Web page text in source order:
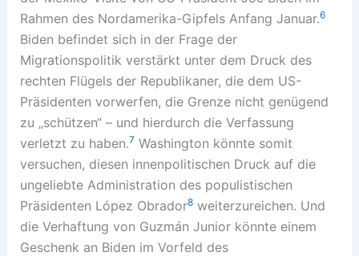
Rahmen des Nordamerika-Gipfels Anfang Januar.6
Biden befindet sich in der Frage der
Migrationspolitik verstärkt unter dem Druck des
rechten Flügels der Republikaner, die dem US-
Präsidenten vorwerfen, die Grenze nicht genügend
zu „schützen“ – und hierdurch die Verfassung
verletzt zu haben.7 Washington könnte somit
versuchen, diesen innenpolitischen Druck auf die
ungeliebte Administration des populistischen
Präsidenten López Obrador8weiterzureichen. Und
die Verhaftung von Guzmán Junior könnte einem
Geschenk an Biden im Vorfeld des